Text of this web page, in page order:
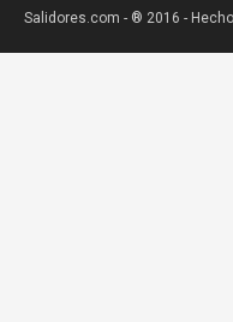
Salidores.com - ® 2016 -